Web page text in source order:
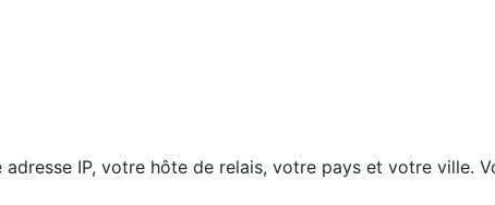
IP, votre hôte de relais, votre pays et votre ville.